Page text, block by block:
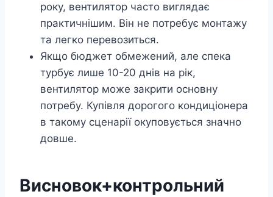
року, вентилятор часто виглядає
практичнішим. Він не потребує монтажу
та легко перевозиться.
Якщо бюджет обмежений, але спека
турбує лише 10-20 днів на рік,
вентилятор може закрити основну
потребу. Купівля дорогого кондиціонера
в такому сценарії окуповується значно
довше.
Висновок+контрольний